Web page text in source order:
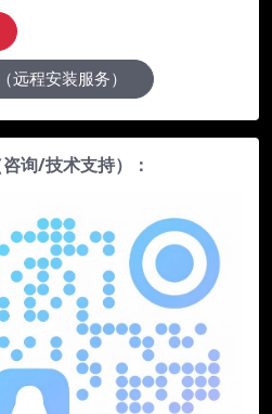
远程安装服务）
询/技术支持）：